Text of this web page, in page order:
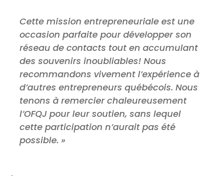
Cette mission entrepreneuriale est une
occasion parfaite pour développer son
réseau de contacts tout en accumulant
des souvenirs inoubliables! Nous
recommandons vivement l’expérience à
d’autres entrepreneurs québécois. Nous
tenons à remercier chaleureusement
l’OFQJ pour leur soutien, sans lequel
cette participation n’aurait pas été
possible. »